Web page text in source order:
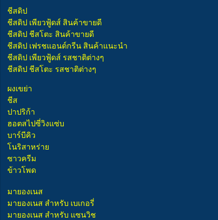
ชีสดิป
ชีสดิป เพียวฟู้ดส์ สินค้าขายดี
ชีสดิป ชีสโตะ สินค้าขายดี
ชีสดิป เฟรชแอนด์กรีน สินค้าแนะนำ
ชีสดิป เพียวฟู้ดส์ รสชาติต่างๆ
ชีสดิป ชีสโตะ รสชาติต่างๆ
ผงเขย่า
ชีส
ปาปริก้า
ฮอตสไปซี่วิงแซ่บ
บาร์บีคิว
โนริสาหร่าย
ซาวครีม
ข้าวโพด
มายองเนส
มายองเนส สำหรับ เบเกอรี่
มายองเนส สำหรับ แซนวิช